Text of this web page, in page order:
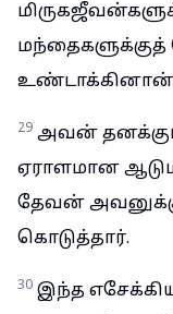
29 அவன்
ஏராளமான
தேவன்
கொடுத்தார்.
30 இந்த